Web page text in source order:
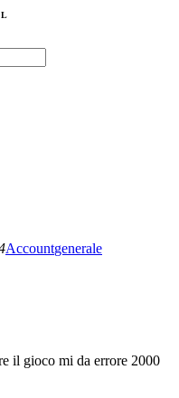
Accountgenerale
il gioco mi da errore 2000